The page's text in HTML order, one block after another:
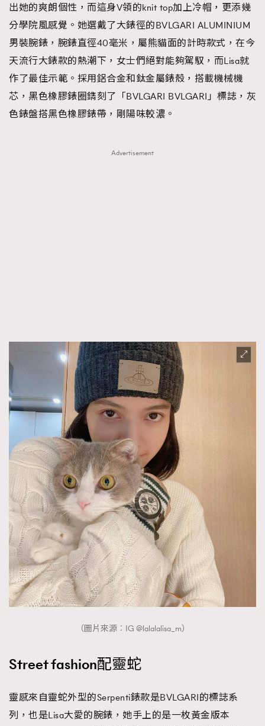
出她的爽朗個性，而這身V領的knit top加上冷帽，更添幾
分學院風感覺。她選戴了大錶徑的BVLGARI ALUMINIUM
男裝腕錶，腕錶直徑40毫米，屬熊貓面的計時款式，在今
天流行大錶款的熱潮下，女士們絕對能夠駕馭，而Lisa就
作了最佳示範。採用鋁合金和鈦金屬錶殼，搭載機械機
芯，黑色橡膠錶圈鐫刻了「BVLGARI BVLGARI」標誌，灰
色錶盤搭黑色橡膠錶帶，剛陽味較濃。
Advertisement
（圖片來源︰IG @lalalalisa_m）
Street fashion配靈蛇
靈感來自靈蛇外型的Serpenti錶款是BVLGARI的標誌系
列，也是Lisa大愛的腕錶，她手上的是一枚黃金版本